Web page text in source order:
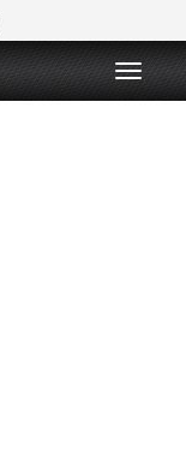
T
o
g